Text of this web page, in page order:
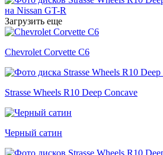
Загрузить еще
Chevrolet Corvette C6
Strasse Wheels R10 Deep Concave
Черный сатин